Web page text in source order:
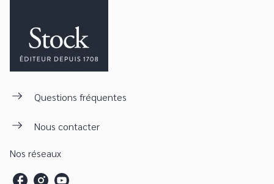
Questions fréquentes
Nous contacter
Nos réseaux